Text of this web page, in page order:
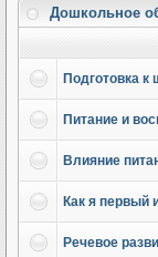
Дошкольное
Подготовка к
Питание и
Влияние
Как я первый
Речевое